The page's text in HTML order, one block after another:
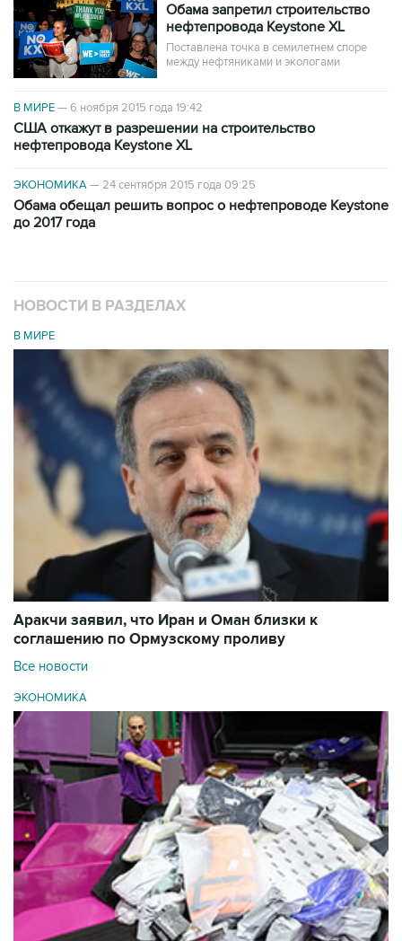
Обама запретил строительство
нефтепровода Keystone XL
Поставлена точка в семилетнем споре
между нефтяниками и экологами
В МИРЕ—6 ноября 2015 года 19:42
США откажут в разрешении на строительство
нефтепровода Keystone XL
ЭКОНОМИКА—24 сентября 2015 года 09:25
Обама обещал решить вопрос о нефтепроводе Keystone
до 2017 года
НОВОСТИ В РАЗДЕЛАХ
В МИРЕ
Аракчи заявил, что Иран и Оман близки к
соглашению по Ормузскому проливу
Все новости
ЭКОНОМИКА